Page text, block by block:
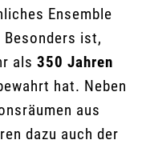
Ensemble
Besonders ist,
als 350 Jahren
hat. Neben
aus
dazu auch der